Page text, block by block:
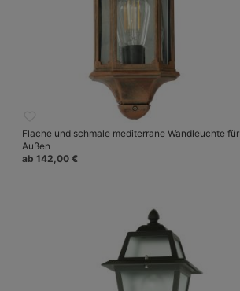
Flache und schmale mediterrane Wandleuchte für
Außen
ab 142,00 €